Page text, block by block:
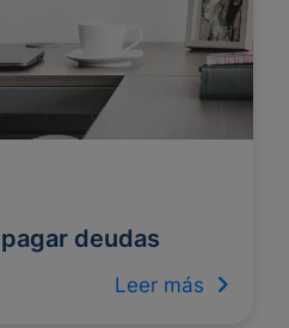
deudas
Leer más